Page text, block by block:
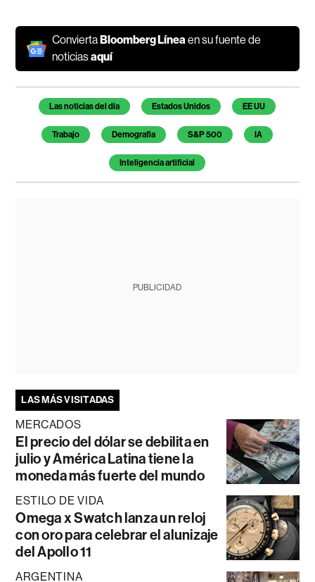
Convierta Bloomberg Líneaen su fuente de
noticiasaquí
Temas de este artículo
Las noticias del día Estados Unidos EE UU
Trabajo Demografia S&P 500 IA
Inteligencia artificial
PUBLICIDAD
LAS MÁS VISITADAS
MERCADOS
El precio del dólar se debilita en
julio y América Latina tiene la
moneda más fuerte del mundo
ESTILO DE VIDA
Omega x Swatch lanza un reloj
con oro para celebrar el alunizaje
del Apollo 11
ARGENTINA